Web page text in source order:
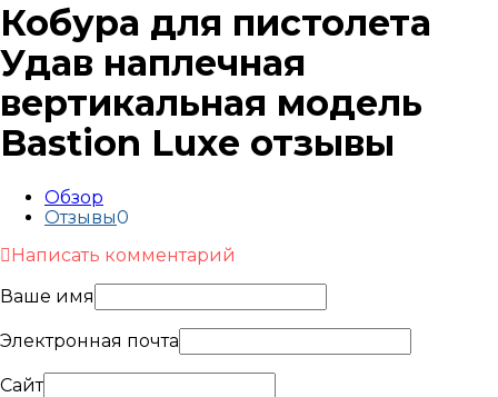
Кобура для пистолета
Удав наплечная
вертикальная модель
Bastion Luxe отзывы
Обзор
Отзывы0
Написать комментарий
Ваше имя
Электронная почта
Сайт